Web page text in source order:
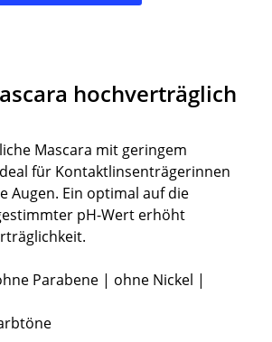
hochverträglich
Mascara mit geringem
für Kontaktlinsenträgerinnen
Augen. Ein optimal auf die
pH-Wert erhöht
Parabene | ohne Nickel |